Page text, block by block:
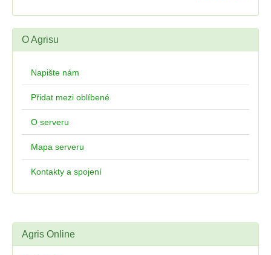
O Agrisu
Napište nám
Přidat mezi oblíbené
O serveru
Mapa serveru
Kontakty a spojení
Agris Online